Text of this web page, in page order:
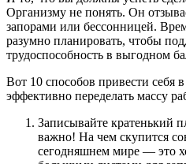
Организму не понять. Он
запорами или бессонницей.
разумно планировать, чтобы
трудоспособность в выгодном
Вот 10 способов привести себя
эффективно переделать массу
Записывайте кратенький
важно! На чем скупится
сегодняшнем мире — это